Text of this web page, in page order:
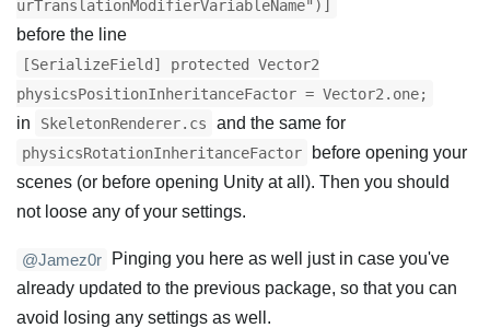
urTranslationModifierVariableName")]
before the line
[SerializeField] protected Vector2
physicsPositionInheritanceFactor = Vector2.one;
in SkeletonRenderer.cs and the same for
physicsRotationInheritanceFactor
before opening your
scenes (or before opening Unity at all). Then you should
not loose any of your settings.
@Jamez0r
Pinging you here as well just in case you've
already updated to the previous package, so that you can
avoid losing any settings as well.